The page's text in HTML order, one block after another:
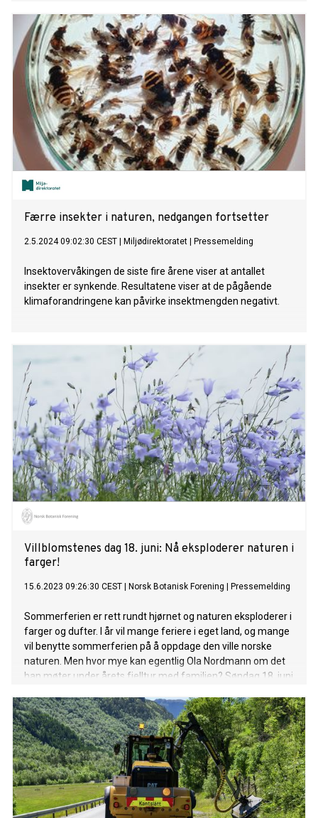
inviterer alle til å bli bedre kjent med våre ville vakre vekster.
Færre insekter i naturen, nedgangen fortsetter
2.5.2024 09:02:30 CEST Miljødirektoratet Pressemelding
Insektovervåkingen de siste fire årene viser at antallet
insekter er synkende. Resultatene viser at de pågående
klimaforandringene kan påvirke insektmengden negativt.
Villblomstenes dag 18. juni: Nå eksploderer naturen i
farger!
15.6.2023 09:26:30 CEST Norsk Botanisk Forening Pressemelding
Sommerferien er rett rundt hjørnet og naturen eksploderer i
farger og dufter. I år vil mange feriere i eget land, og mange
vil benytte sommerferien på å oppdage den ville norske
naturen. Men hvor mye kan egentlig Ola Nordmann om det
han møter under årets fjelltur med familien? Søndag 18. juni
inviterer alle til å bli bedre kjent med våre ville vakre vekster.